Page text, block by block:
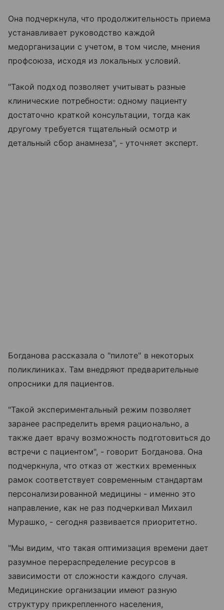
Она подчеркнула, что продолжительность приема
устанавливает руководство каждой
медорганизации с учетом, в том числе, мнения
профсоюза, исходя из локальных условий.
"Такой подход позволяет учитывать разные
клинические потребности: одному пациенту
достаточно краткой консультации, тогда как
другому требуется тщательный осмотр и
детальный сбор анамнеза", - уточняет эксперт.
Богданова рассказала о "пилоте" в некоторых
поликлиниках. Там внедряют предварительные
опросники для пациентов.
"Такой экспериментальный режим позволяет
заранее распределить время рационально, а
также дает врачу возможность подготовиться до
встречи с пациентом", - говорит Богданова. Она
подчеркнула, что отказ от жестких временных
рамок соответствует современным стандартам
персонализированной медицины - именно это
направление, как не раз подчеркивал Михаил
Мурашко, - сегодня развивается приоритетно.
"Мы видим, что такая оптимизация времени дает
разумное перераспределение ресурсов в
зависимости от сложности каждого случая.
Медицинские организации имеют разную
структуру прикрепленного населения,